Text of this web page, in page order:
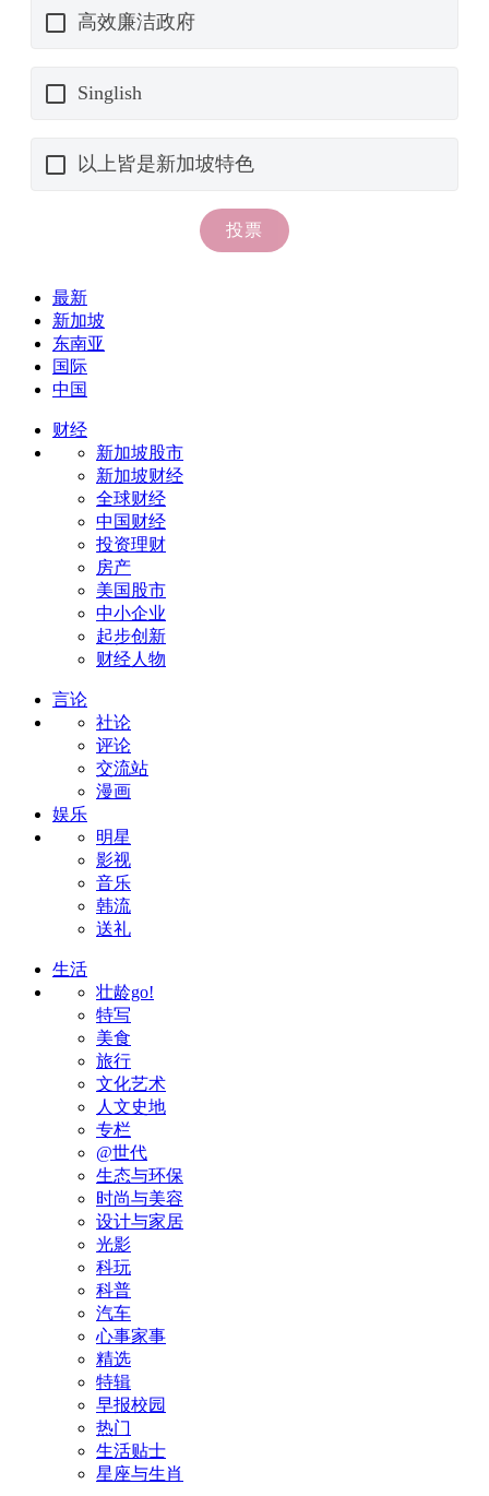
最新
新加坡
东南亚
国际
中国
财经
新加坡股市
新加坡财经
全球财经
中国财经
投资理财
房产
美国股市
中小企业
起步创新
财经人物
言论
社论
评论
交流站
漫画
娱乐
明星
影视
音乐
韩流
送礼
生活
壮龄go!
特写
美食
旅行
文化艺术
人文史地
专栏
@世代
生态与环保
时尚与美容
设计与家居
光影
科玩
科普
汽车
心事家事
精选
特辑
早报校园
热门
生活贴士
星座与生肖